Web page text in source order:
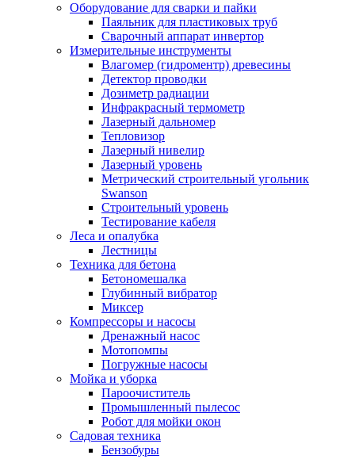
Оборудование для сварки и пайки
Паяльник для пластиковых труб
Сварочный аппарат инвертор
Измерительные инструменты
Влагомер (гидроментр) древесины
Детектор проводки
Дозиметр радиации
Инфракрасный термометр
Лазерный дальномер
Тепловизор
Лазерный нивелир
Лазерный уровень
Метрический строительный угольник
Swanson
Строительный уровень
Тестирование кабеля
Леса и опалубка
Лестницы
Техника для бетона
Бетономешалка
Глубинный вибратор
Миксер
Компрессоры и насосы
Дренажный насос
Мотопомпы
Погружные насосы
Мойка и уборка
Пароочиститель
Промышленный пылесос
Робот для мойки окон
Садовая техника
Бензобуры